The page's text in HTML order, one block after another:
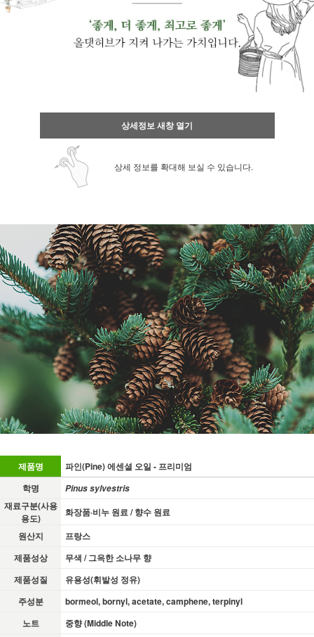
상세정보 새창 열기
상세 정보를 확대해 보실 수 있습니다.
제품명
파인(Pine) 에센셜 오일 - 프리미엄
학명
Pinus sylvestris
재료구분(사용
용도)
화장품·비누 원료 / 향수 원료
원산지
프랑스
제품성상
무색 / 그윽한 소나무 향
제품성질
유용성(휘발성 정유)
주성분
bormeol, bornyl, acetate, camphene, terpinyl
노트
중향 (Middle Note)